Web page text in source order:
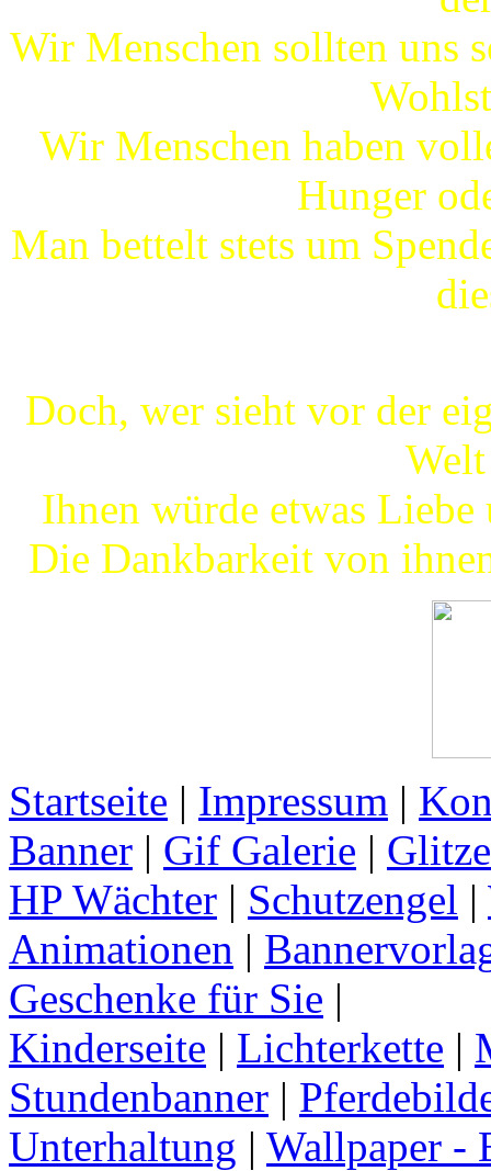
Wir Menschen sollten uns
Wir Menschen haben
Hunger
Man bettelt stets um
Doch, wer sieht vor der
Ihnen würde etwas
Die Dankbarkeit von
Startseite | Impressum |
Banner | Gif Galerie |
HP Wächter | Schutzengel |
Animationen |
Geschenke für Sie |
Kinderseite | Lichterkette |
Stundenbanner |
Unterhaltung | Wallpaper -